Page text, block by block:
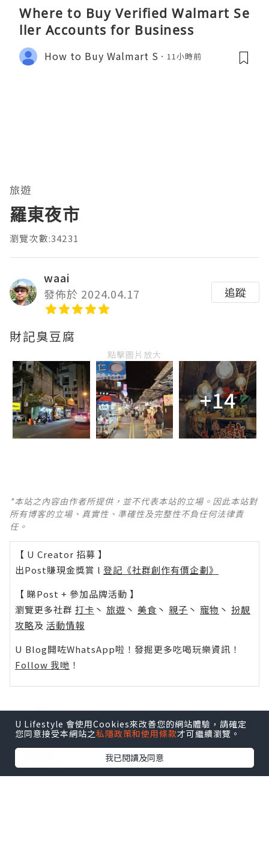
Where to Buy Verified Walmart Se
ller Accounts for Business
How to Buy Walmart S 11小時前
旅遊
羅東夜市
瀏覽次數:34231
waai
發佈於 2024.04.17
追蹤
財記臭豆腐
點擊圖片放大
+14
*本站之內容由作者所提供，並不代表本站的立場。因此本站對
所有博客的立場、真實性、準確性及完整性不負任何法律責
任。
【 U Creator 招募 】
出Post賺現金獎賞 l 登記《社群創作有價企劃》
【 睇Post + 參加品牌活動 】
瀏覽更多社群 打卡 丶 旅遊 丶 美食 丶 親子 丶 寵物 丶 扮靚
攻略及 活動情報
U Blog開咗WhatsApp啦！發掘更多吃喝玩樂資訊！
Follow 我哋 ！
0個讚好
收藏
U Lifestyle 會使用Cookies來改善您的網站體驗，請確定
您同意接受本網站之私隱政策和使用條款才可繼續瀏覽。
我已閱讀及同意